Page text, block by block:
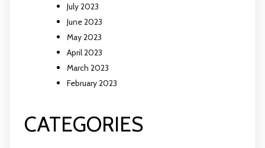
July 2023
June 2023
May 2023
April 2023
March 2023
February 2023
CATEGORIES